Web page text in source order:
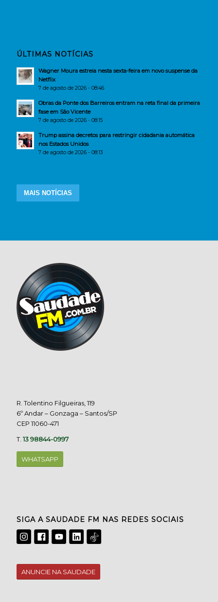
ÚLTIMAS NOTÍCIAS
Wagner Moura estreia nesta sexta-feira em novo suspense da
Netflix
7 de agosto de 2026 - 08:46
Obras da Ponte dos Barreiros entram na reta final da primeira
fase em São Vicente
7 de agosto de 2026 - 08:15
Trump assina decretos para restringir cidadania automática
nos Estados Unidos
7 de agosto de 2026 - 08:13
MAIS NOTÍCIAS
R. Tolentino Filgueiras, 119
6º Andar – Gonzaga – Santos/SP
CEP 11060-471
T.13 98844-0997
WHATSAPP
SIGA A SAUDADE FM NAS REDES SOCIAIS
ANUNCIE NA SAUDADE